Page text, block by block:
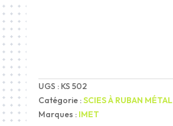
UGS : KS 502
Catégorie :SCIES À RUBAN MÉTAL
Marques : IMET